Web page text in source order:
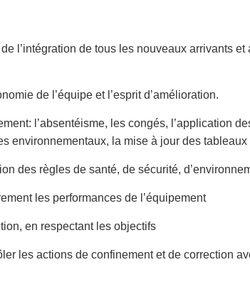
l’intégration de tous les nouveaux arrivants
de l’équipe et l’esprit d’amélioration.
l’absentéisme, les congés, l’application
environnementaux, la mise à jour des
des règles de santé, de sécurité,
les performances de l’équipement
en respectant les objectifs
les actions de confinement et de correction